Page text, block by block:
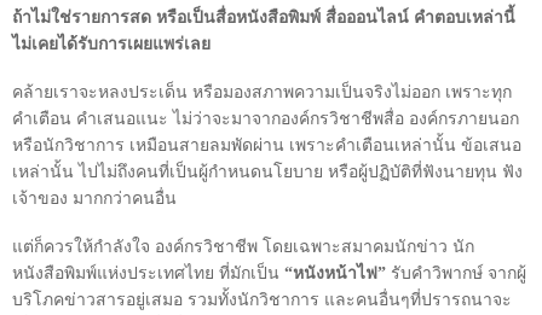
ถ้าไม่ใช่รายการสด หรือเป็นสื่อหนังสือพิมพ์ สื่อออนไลน์ คำตอบเหล่านี้
ไม่เคยได้รับการเผยแพร่เลย
คล้ายเราจะหลงประเด็น หรือมองสภาพความเป็นจริงไม่ออก เพราะทุก
คำเตือน คำเสนอแนะ ไม่ว่าจะมาจากองค์กรวิชาชีพสื่อ องค์กรภายนอก
หรือนักวิชาการ เหมือนสายลมพัดผ่าน เพราะคำเตือนเหล่านั้น ข้อเสนอ
เหล่านั้น ไปไม่ถึงคนที่เป็นผู้กำหนดนโยบาย หรือผู้ปฏิบัติที่ฟังนายทุน ฟัง
เจ้าของ มากกว่าคนอื่น
แต่ก็ควรให้กำลังใจ องค์กรวิชาชีพ โดยเฉพาะสมาคมนักข่าว นัก
หนังสือพิมพ์แห่งประเทศไทย ที่มักเป็น “หนังหน้าไฟ” รับคำวิพากษ์ จากผู้
บริโภคข่าวสารอยู่เสมอ รวมทั้งนักวิชาการ และคนอื่นๆที่ปรารถนาจะ